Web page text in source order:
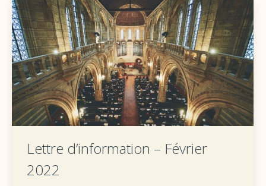
Lettre d’information – Février
2022